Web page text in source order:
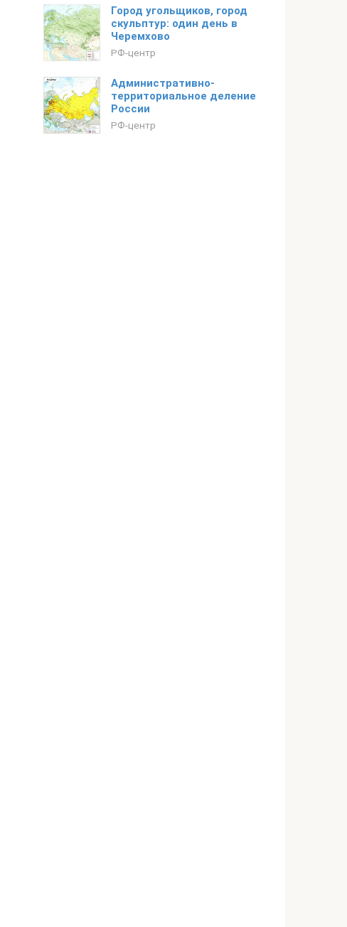
Город угольщиков, город
скульптур: один день в
Черемхово
РФ-центр
Административно-
территориальное деление
России
РФ-центр